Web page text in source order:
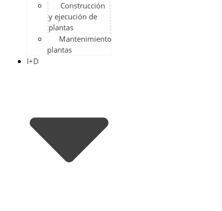
Construcción
y ejecución de
plantas
Mantenimiento
plantas
I+D